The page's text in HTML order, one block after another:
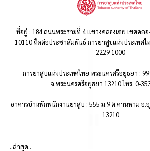
ที่อยู่ : 184 ถนนพระรามที่ 4 แขวงคลองเตย เขตคลอ
10110 ติดต่อประชาสัมพันธ์ การยาสูบแห่งประเทศไ
2229-1000
การยาสูบแห่งประเทศไทย พระนครศรีอยุธยา :
จ.พระนครศรีอยุธยา 13210 โทร. 0-
อาคารบ้านพักพนักงานยาสูบ : 555 ม.9 ต.คานหาม อ.
13210
..ล่าสุด..